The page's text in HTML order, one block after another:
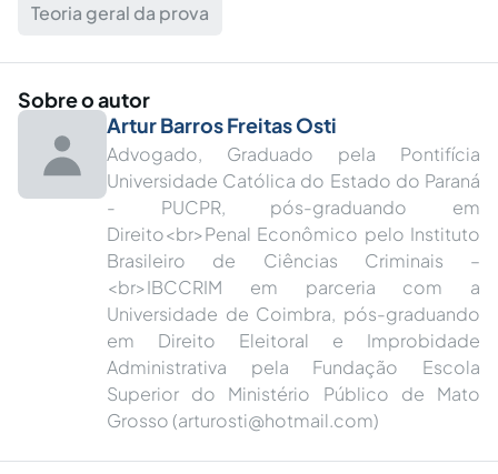
Teoria geral da prova
Sobre o autor
Artur Barros Freitas Osti
Advogado, Graduado pela Pontifícia
Universidade Católica do Estado do Paraná
- PUCPR, pós-graduando em
Direito<br>Penal Econômico pelo Instituto
Brasileiro de Ciências Criminais –
<br>IBCCRIM em parceria com a
Universidade de Coimbra, pós-graduando
em Direito Eleitoral e Improbidade
Administrativa pela Fundação Escola
Superior do Ministério Público de Mato
Grosso (arturosti@hotmail.com)